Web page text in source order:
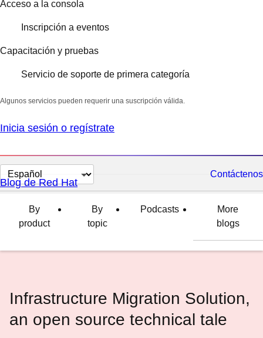
Acceso a la consola
Inscripción a eventos
Capacitación y pruebas
Servicio de soporte de primera categoría
Algunos servicios pueden requerir una suscripción válida.
Inicia sesión o regístrate
Cambiar
el
idioma
Contáctenos
Blog de Red Hat
By
product
By
topic
Podcasts
More
blogs
Infrastructure Migration Solution,
an open source technical tale